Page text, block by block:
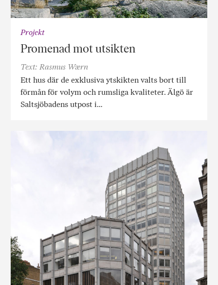
Projekt
Promenad mot utsikten
Text: Rasmus Wærn
Ett hus där de exklusiva ytskikten valts bort till
förmån för volym och rumsliga kvaliteter. Älgö är
Saltsjöbadens utpost i…